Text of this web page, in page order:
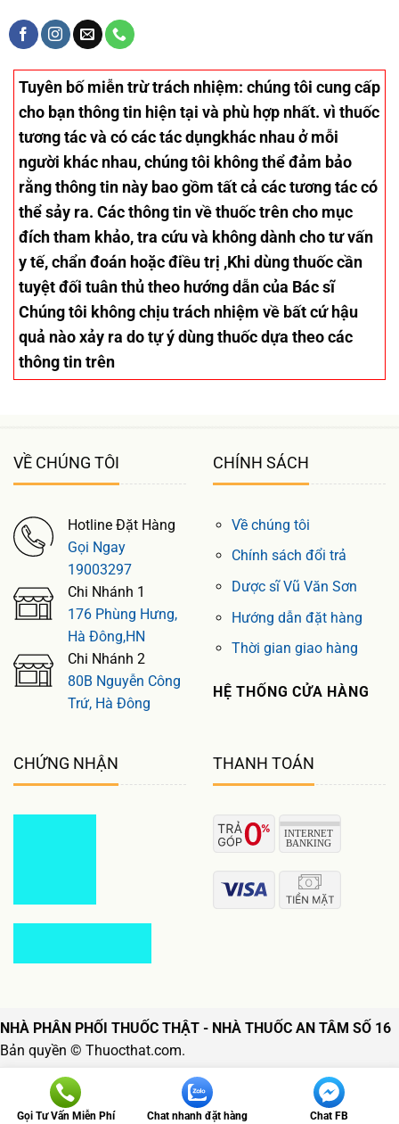
Tuyên bố miễn trừ trách nhiệm: chúng tôi cung cấp
cho bạn thông tin hiện tại và phù hợp nhất. vì thuốc
tương tác và có các tác dụngkhác nhau ở mỗi
người khác nhau, chúng tôi không thể đảm bảo
rằng thông tin này bao gồm tất cả các tương tác có
thể sảy ra. Các thông tin về thuốc trên cho mục
đích tham khảo, tra cứu và không dành cho tư vấn
y tế, chẩn đoán hoặc điều trị ,Khi dùng thuốc cần
tuyệt đối tuân thủ theo hướng dẫn của Bác sĩ
Chúng tôi không chịu trách nhiệm về bất cứ hậu
quả nào xảy ra do tự ý dùng thuốc dựa theo các
thông tin trên
VỀ CHÚNG TÔI
Hotline Đặt Hàng
Gọi Ngay
19003297
Chi Nhánh 1
176 Phùng Hưng,
Hà Đông,HN
Chi Nhánh 2
80B Nguyễn Công
Trứ, Hà Đông
CHÍNH SÁCH
Về chúng tôi
Chính sách đổi trả
Dược sĩ Vũ Văn Sơn
Hướng dẫn đặt hàng
Thời gian giao hàng
HỆ THỐNG CỬA HÀNG
CHỨNG NHẬN THANH TOÁN
NHÀ PHÂN PHỐI THUỐC THẬT - NHÀ THUỐC AN TÂM SỐ 16
Bản quyền © Thuocthat.com.
Gọi Tư Vấn Miễn Phí Chat nhanh đặt hàng Chat FB